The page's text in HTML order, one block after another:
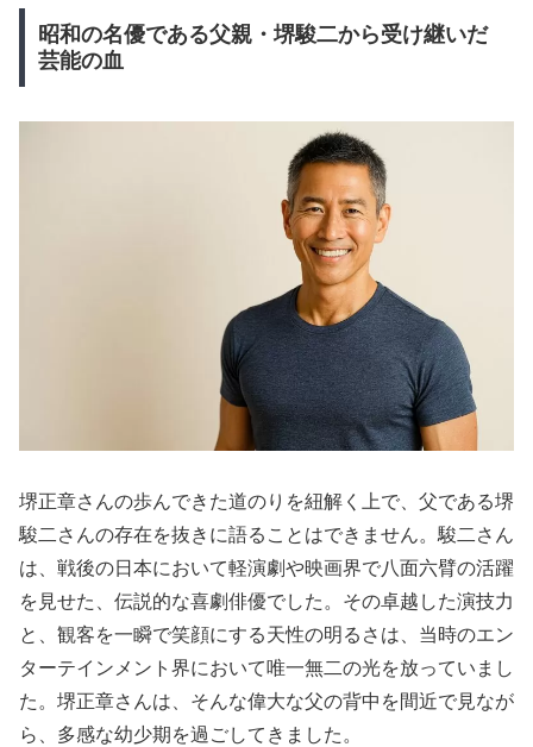
昭和の名優である父親・堺駿二から受け継いだ
芸能の血
堺正章さんの歩んできた道のりを紐解く上で、父である堺
駿二さんの存在を抜きに語ることはできません。駿二さん
は、戦後の日本において軽演劇や映画界で八面六臂の活躍
を見せた、伝説的な喜劇俳優でした。その卓越した演技力
と、観客を一瞬で笑顔にする天性の明るさは、当時のエン
ターテインメント界において唯一無二の光を放っていまし
た。堺正章さんは、そんな偉大な父の背中を間近で見なが
ら、多感な幼少期を過ごしてきました。